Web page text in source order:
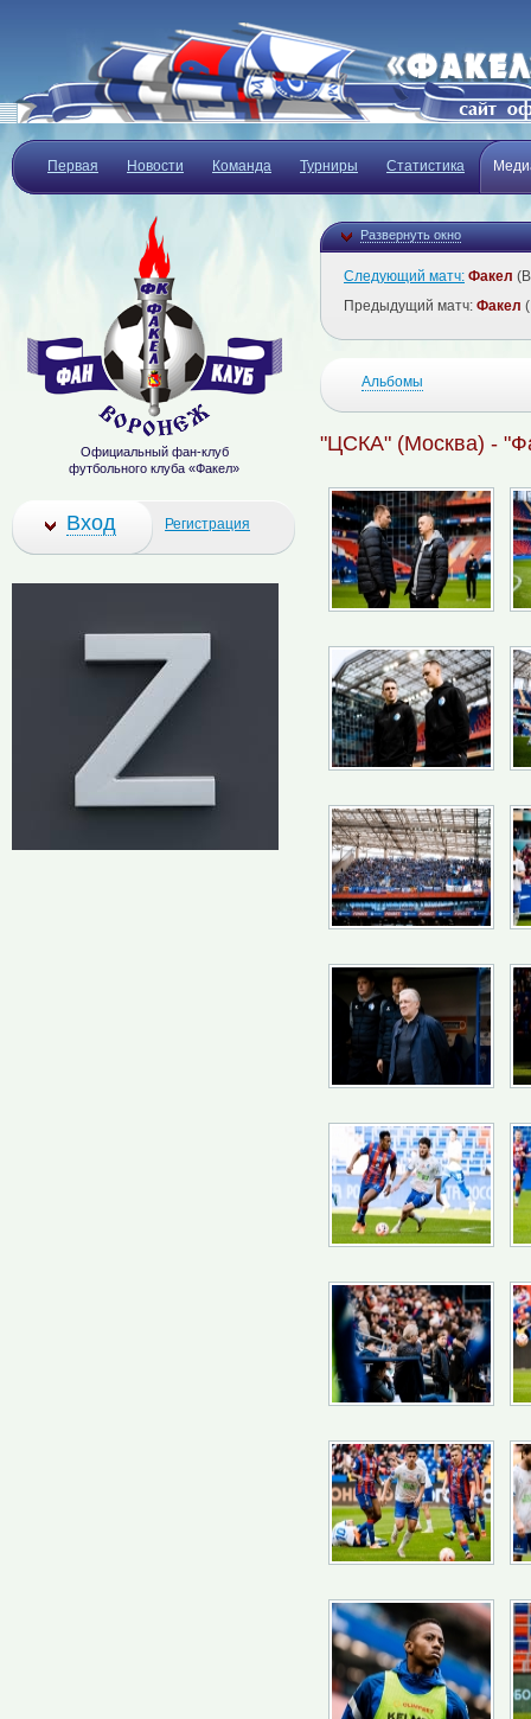
Первая Новости Команда Турниры Статистика
Развернуть окно
Следующий матч: Факел
Предыдущий матч: Факел
Альбомы
"ЦСКА" (Москва) -
Официальный фан-клуб
футбольного клуба «Факел»
Вход Регистрация